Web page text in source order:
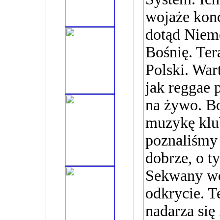
wojaże
dotąd
Bośnię.
Polski.
jak reggae
na żywo.
muzykę
dobrze, o
Sekwany
odkrycie.
nadarza